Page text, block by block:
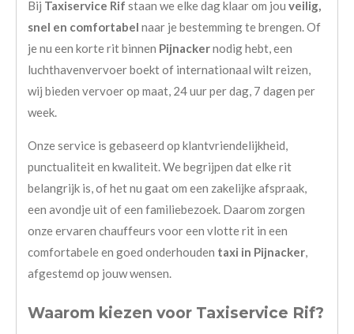
Bij Taxiservice Rif staan we elke dag klaar om jou veilig,
snel en comfortabel naar je bestemming te brengen. Of
je nu een korte rit binnen Pijnackernodig hebt, een
luchthavenvervoer boekt of internationaal wilt reizen,
wij bieden vervoer op maat, 24 uur per dag, 7 dagen per
week.
Onze service is gebaseerd op klantvriendelijkheid,
punctualiteit en kwaliteit. We begrijpen dat elke rit
belangrijk is, of het nu gaat om een zakelijke afspraak,
een avondje uit of een familiebezoek. Daarom zorgen
onze ervaren chauffeurs voor een vlotte rit in een
comfortabele en goed onderhouden taxi in Pijnacker,
afgestemd op jouw wensen.
Waarom kiezen voor Taxiservice Rif?